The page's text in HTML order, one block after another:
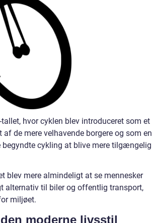
hvor cyklen blev introduceret som et
de mere velhavende borgere og som en
cykling at blive mere tilgængelig
blev mere almindeligt at se mennesker
alternativ til biler og offentlig transport,
miljøet.
moderne livsstil